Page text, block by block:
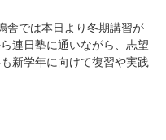
では本日より冬期講習が
連日塾に通いながら、志望
新学年に向けて復習や実践